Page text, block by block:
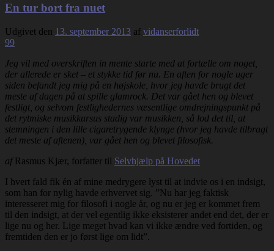
En tur bort fra nuet
Udgivet den 13. september 2013 af vidanserforlidt
99
Jeg vil med overskriften in mente starte med at fortælle om noget,
der allerede er sket – et stykke tid før nu. En aften for nogle uger
siden befandt jeg mig på en højskole, hvor jeg havde brugt det
meste af dagen på at spille glamrock. Det var gået hen og blevet
festligt, og selvom festlighedernes væsentlige omdrejningspunkt på
det rytmiske musikkursus stadig var musikken, så lod det til, at
stemningen i den lille cigaretrygende klynge (hvor jeg havde tilbragt
det meste af aftenen), var gået hen og blevet filosofisk.
afRasmus Kjær, forfatter til Selvhjælp på Hovedet
I hvert fald fik én af mine medrygere lyst til at indvie os i en indsigt,
som han for nylig havde erhvervet sig. ”Nu har jeg faktisk
interesseret mig for filosofi i nogle år, og nu er jeg er kommet frem
til den indsigt, at der vel egentlig ikke eksisterer andet end det, der er
lige nu og her. Lige meget hvad kan vi ikke ændre ved fortiden, og
fremtiden den er jo først lige om lidt”.